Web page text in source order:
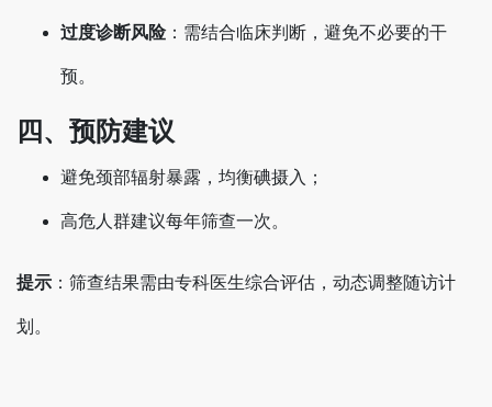
过度诊断风险‌：需结合临床判断，避免不必要的干
预。
四、预防建议
避免颈部辐射暴露，均衡碘摄入；
高危人群建议每年筛查一次‌。
提示 ‌：筛查结果需由专科医生综合评估，动态调整随访计
划‌。